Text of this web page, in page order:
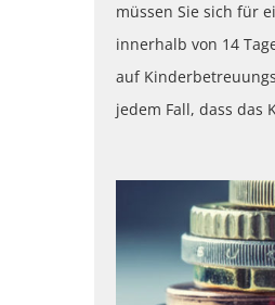
müssen Sie sich für
innerhalb von 14
auf
jedem Fall, dass das